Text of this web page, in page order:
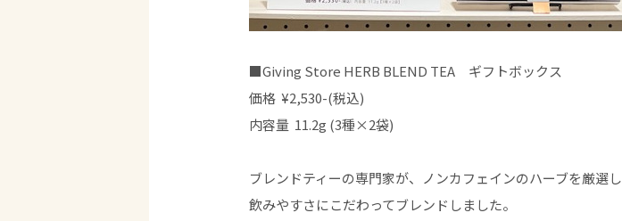
■Giving Store HERB BLEND TEA ギフトボックス
価格 ¥2,530-(税込)
内容量 11.2g (3種×2袋)
ブレンドティーの専門家が、ノンカフェインのハーブを厳選し
飲みやすさにこだわってブレンドしました。